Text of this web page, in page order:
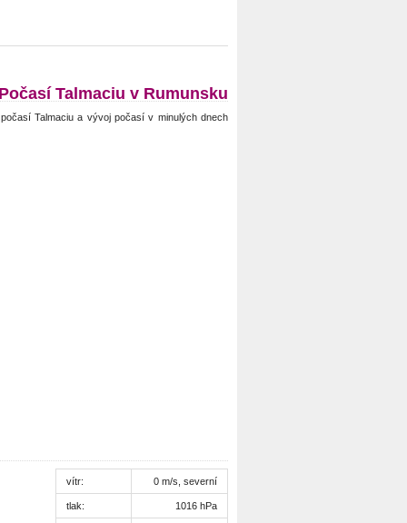
Počasí Talmaciu v Rumunsku
Talmaciu a vývoj počasí v minulých dnech
vítr: 0 m/s, severní
tlak: 1016 hPa